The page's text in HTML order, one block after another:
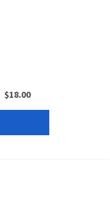
原
價
$20.00。
$18.00現
在
格